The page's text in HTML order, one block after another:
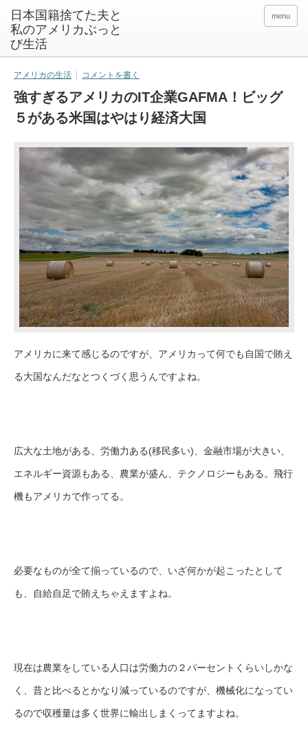
日本国籍捨てた夫と
私のアメリカぶっと
び生活
menu
アメリカの生活 コメントを書く
強すぎるアメリカのIT企業GAFMA！ビッグ
５がある米国はやはり経済大国
アメリカに来て感じるのですが、アメリカって何でも自国で賄え
る大国なんだなとつくづく思うんですよね。
広大な土地がある、労働力ある(移民多い)、金融市場が大きい、
エネルギー資源もある、農業が盛ん、テクノロジーもある。飛行
機もアメリカで作ってる。
必要なものが全て揃っているので、いざ何かが起こったとして
も、自給自足で賄えちゃえますよね。
現在は農業をしている人口は労働力の２パーセントくらいしかな
く、昔と比べるとかなり減っているのですが、機械化になってい
るので収穫量は多く世界に輸出しまくってますよね。